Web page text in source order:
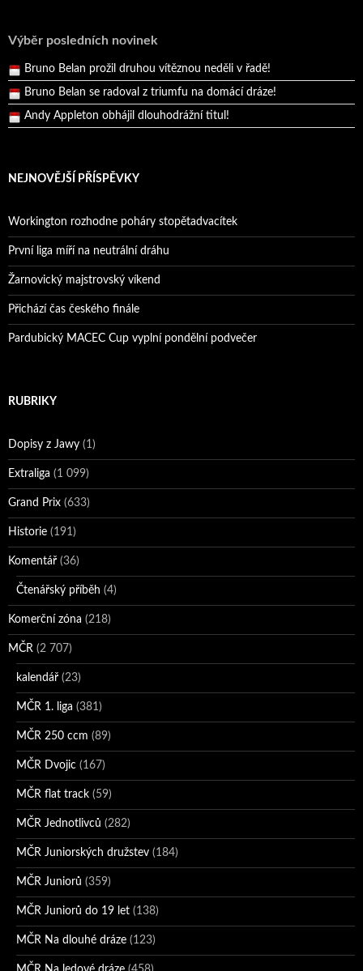
Výběr posledních novinek
Bruno Belan prožil druhou vítěznou neděli v řadě!
Bruno Belan se radoval z triumfu na domácí dráze!
Andy Appleton obhájil dlouhodrážní titul!
Reprezentační dvojice brala český titul!
NEJNOVĚJŠÍ PŘÍSPĚVKY
Workington rozhodne poháry stopětadvacítek
První liga míří na neutrální dráhu
Žarnovický majstrovský víkend
Přichází čas českého finále
Pardubický MACEC Cup vyplní pondělní podvečer
RUBRIKY
Dopisy z Jawy (1)
Extraliga (1 099)
Grand Prix (633)
Historie (191)
Komentář (36)
Čtenářský příběh (4)
Komerční zóna (218)
MČR (2 707)
kalendář (23)
MČR 1. liga (381)
MČR 250 ccm (89)
MČR Dvojic (167)
MČR flat track (59)
MČR Jednotlivců (282)
MČR Juniorských družstev (184)
MČR Juniorů (359)
MČR Juniorů do 19 let (138)
MČR Na dlouhé dráze (123)